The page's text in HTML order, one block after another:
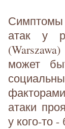
атак у
может
атаки
у кого-то